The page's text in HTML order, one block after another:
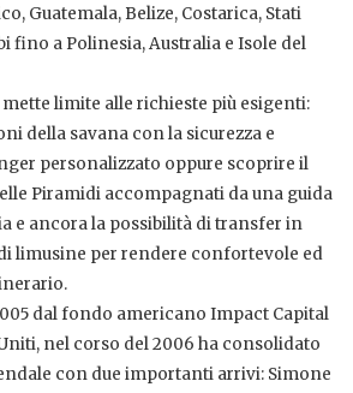
Guatemala, Belize, Costarica, Stati
fino a Polinesia, Australia e Isole del
limite alle richieste più esigenti:
della savana con la sicurezza e
personalizzato oppure scoprire il
Piramidi accompagnati da una guida
e ancora la possibilità di transfer in
limusine per rendere confortevole ed
dal fondo americano Impact Capital
nel corso del 2006 ha consolidato
con due importanti arrivi: Simone